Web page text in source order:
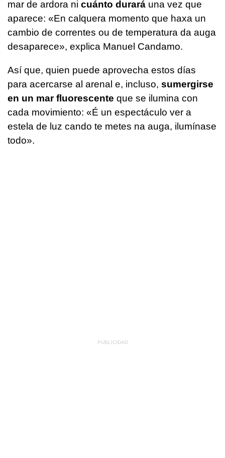
mar de ardora ni cuánto durará una vez que
aparece: «En calquera momento que haxa un
cambio de correntes ou de temperatura da auga
desaparece», explica Manuel Candamo.
Así que, quien puede aprovecha estos días
para acercarse al arenal e, incluso, sumergirse
en un mar fluorescente que se ilumina con
cada movimiento: «É un espectáculo ver a
estela de luz cando te metes na auga, ilumínase
todo».